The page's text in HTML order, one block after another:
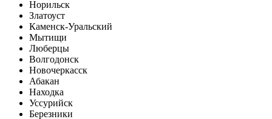
Норильск
Златоуст
Каменск-Уральский
Мытищи
Люберцы
Волгодонск
Новочеркасск
Абакан
Находка
Уссурийск
Березники